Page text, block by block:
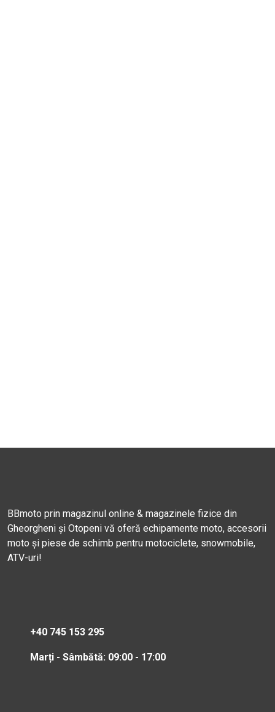
BBmoto prin magazinul online & magazinele fizice din
Gheorgheni și Otopeni vă oferă echipamente moto, accesorii
moto și piese de schimb pentru motociclete, snowmobile,
ATV-uri!
+40 745 153 295
Marți - Sâmbătă: 09:00 - 17:00